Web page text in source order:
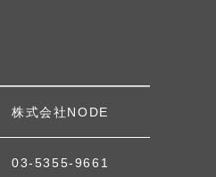
株式会社NODE
03-5355-9661